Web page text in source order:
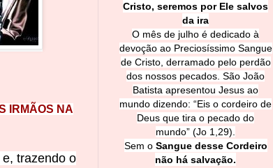
IRMÃOS NA
trazendo o
Cristo, seremos por Ele salvos
da ira
O mês de julho é dedicado à
devoção ao Preciosíssimo Sangue
de Cristo, derramado pelo perdão
dos nossos pecados. São João
Batista apresentou Jesus ao
mundo dizendo: “Eis o cordeiro de
Deus que tira o pecado do
mundo” (Jo 1,29).
Sem o Sangue desse Cordeiro
não há salvação.